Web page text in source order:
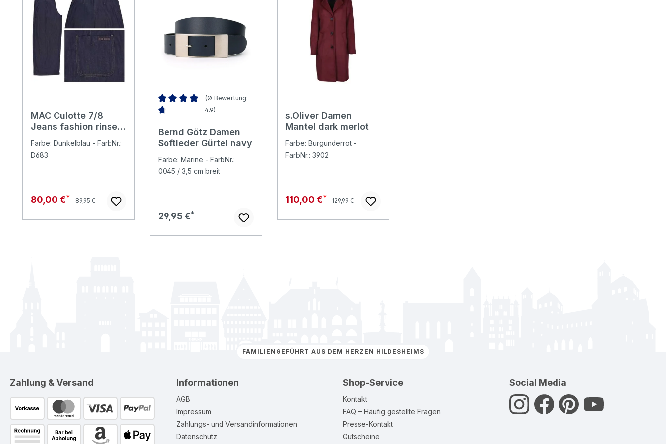
MAC Culotte 7/8
Jeans fashion rinsed
Farbe: Dunkelblau - FarbNr.:
D683
Verkaufspreis:
80,00 € Regulärer Preis:
89,95 €
Durchschnittliche Bewertung von 4.86 von 5 Sternen
(Ø Bewertung:
4.9)
Bernd Götz Damen
Softleder Gürtel navy
Farbe: Marine - FarbNr.:
0045 / 3,5 cm breit
Regulärer Preis:
29,95 €
s.Oliver Damen
Mantel dark merlot
Farbe: Burgunderrot -
FarbNr.: 3902
Verkaufspreis:
110,00 € Regulärer Preis:
129,99 €
FAMILIENGEFÜHRT AUS DEM HERZEN HILDESHEIMS
Zahlung & Versand Informationen
AGB
Impressum
Zahlungs- und Versandinformationen
Datenschutz
Shop-Service
Kontakt
FAQ – Häufig gestellte Fragen
Presse-Kontakt
Gutscheine
Social Media